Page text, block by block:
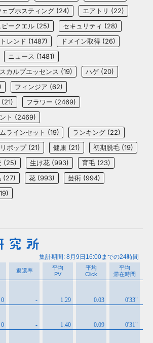
ェブホスティング (24) エアトリ (22)
ピークエル (25) セキュリティ (28)
トレンド (1487) ドメイン取得 (26)
ニュース (1481)
カルプエッセンス (19) ハゲ (20)
フィンジア (62)
(21) フラワー (2469)
ト (2469)
ラインセット (19) ランキング (22)
ポップ(21) 健康 (21) 初期脱毛 (19)
(25) 生け花 (993) 育毛 (23)
(27) 花 (993) 芸術 (994)